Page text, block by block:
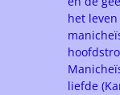
het
liefde